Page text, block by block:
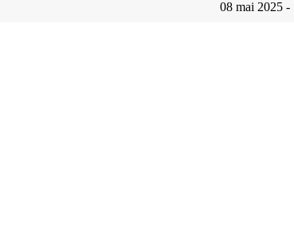
08 mai 2025 -